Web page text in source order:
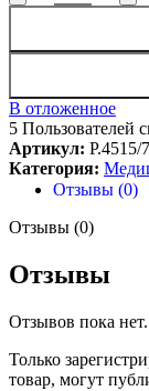
В отложенное
5 Пользователей
Артикул: Р.4515/7
Категория:
Отзывы (0)
Отзывы (0)
Отзывы
Отзывов пока нет.
Только
товар, могут